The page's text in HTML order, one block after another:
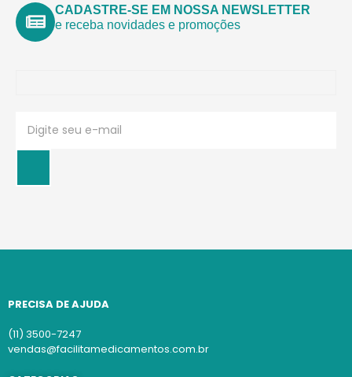
CADASTRE-SE EM NOSSA NEWSLETTER
e receba novidades e promoções
PRECISA DE AJUDA
(11) 3500-7247
vendas@facilitamedicamentos.com.br